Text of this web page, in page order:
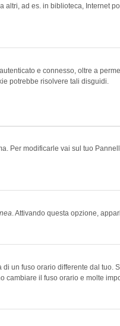
ad es. in biblioteca, Internet
e connesso, oltre a
potrebbe risolvere tali disguidi.
Per modificarle vai sul tuo
. Attivando questa opzione,
un fuso orario differente dal
cambiare il fuso orario e molte